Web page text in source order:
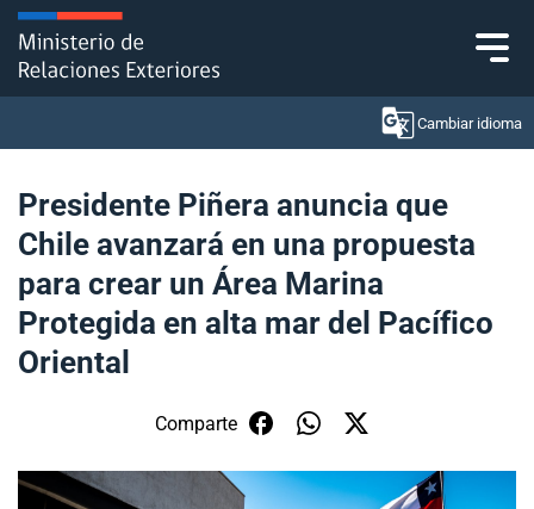
Click acá para ir directamente al contenido
Cambiar idioma
Ministerio
Política Exterior
Embajadas y consulados
Servicios ciudadanos
Subsecretaría de Relaciones Económicas
Presidente Piñera anuncia que
Chile avanzará en una propuesta
para crear un Área Marina
Protegida en alta mar del Pacífico
Oriental
Comparte